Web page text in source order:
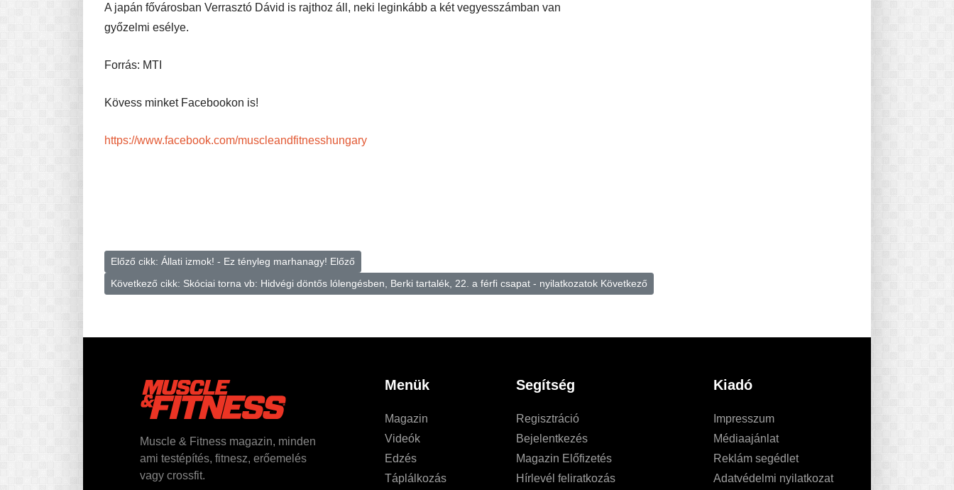
A japán fővárosban Verrasztó Dávid is rajthoz áll, neki leginkább a két vegyesszámban van
győzelmi esélye.
Forrás: MTI
Kövess minket Facebookon is!
https://www.facebook.com/muscleandfitnesshungary
Előző cikk: Állati izmok! - Ez tényleg marhanagy! Előző
Következő cikk: Skóciai torna vb: Hidvégi döntős lólengésben, Berki tartalék, 22. a férfi csapat - nyilatkozatok Következő
Muscle & Fitness magazin, minden
ami testépítés, fitnesz, erőemelés
vagy crossfit.
Menük
Magazin
Videók
Edzés
Táplálkozás
Segítség
Regisztráció
Bejelentkezés
Magazin Előfizetés
Hírlevél feliratkozás
Kiadó
Impresszum
Médiaajánlat
Reklám segédlet
Adatvédelmi nyilatkozat